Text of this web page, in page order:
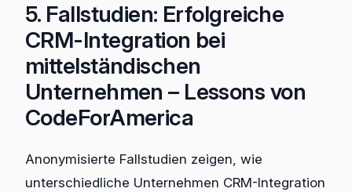
5. Fallstudien: Erfolgreiche
CRM-Integration bei
mittelständischen
Unternehmen – Lessons von
CodeForAmerica
Anonymisierte Fallstudien zeigen, wie
unterschiedliche Unternehmen CRM-Integration